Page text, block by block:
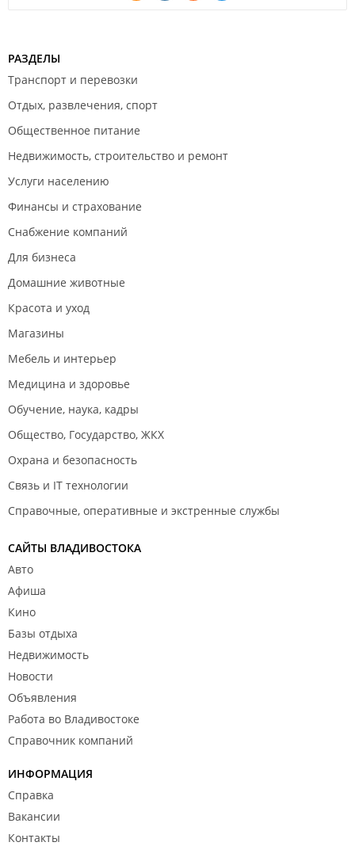
РАЗДЕЛЫ
Транспорт и перевозки
Отдых, развлечения, спорт
Общественное питание
Недвижимость, строительство и ремонт
Услуги населению
Финансы и страхование
Снабжение компаний
Для бизнеса
Домашние животные
Красота и уход
Магазины
Мебель и интерьер
Медицина и здоровье
Обучение, наука, кадры
Общество, Государство, ЖКХ
Охрана и безопасность
Связь и IT технологии
Справочные, оперативные и экстренные службы
САЙТЫ ВЛАДИВОСТОКА
Авто
Афиша
Кино
Базы отдыха
Недвижимость
Новости
Объявления
Работа во Владивостоке
Справочник компаний
ИНФОРМАЦИЯ
Справка
Вакансии
Контакты